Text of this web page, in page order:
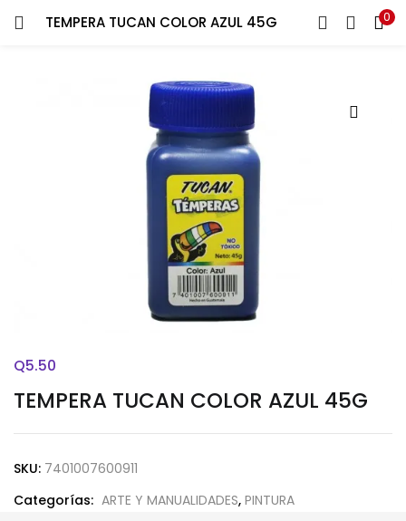
TEMPERA TUCAN COLOR AZUL 45G 0
ENTRAR REGISTRARSE
Introduce tu nombre de usuario y contraseña para iniciar
¿Contraseña perdida?
TEMPERA TUCAN COLOR AZUL 45G
Q5.50
SKU: 7401007600911
Categorías: ARTE Y MANUALIDADES, PINTURA